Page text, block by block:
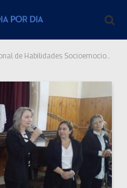
destinado a la convivencia escolar